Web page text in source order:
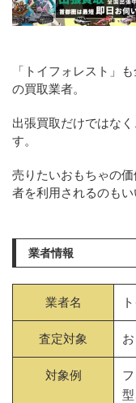
「トイフォレスト」
の買取業者。
出張買取だけではな
す。
売りたいおもちゃの
者を利用されるのもい
業者情報
業者名
査定対象
対象例